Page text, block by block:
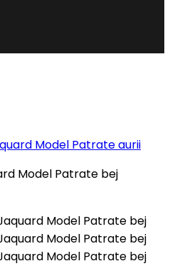
Model Patrate aurii